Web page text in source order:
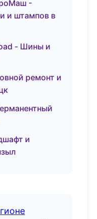
-
и штампов в
- Шины и
ремонт и
и